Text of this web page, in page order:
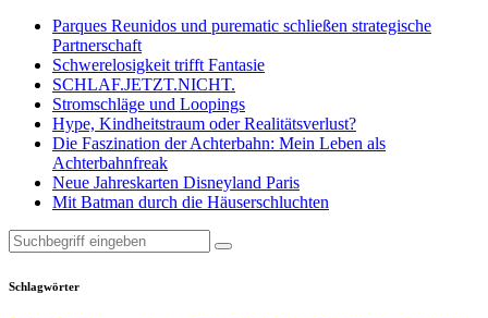
Parques Reunidos und purematic schließen strategische
Partnerschaft
Schwerelosigkeit trifft Fantasie
SCHLAF.JETZT.NICHT.
Stromschläge und Loopings
Hype, Kindheitstraum oder Realitätsverlust?
Die Faszination der Achterbahn: Mein Leben als
Achterbahnfreak
Neue Jahreskarten Disneyland Paris
Mit Batman durch die Häuserschluchten
Suche
nach:
Schlagwörter